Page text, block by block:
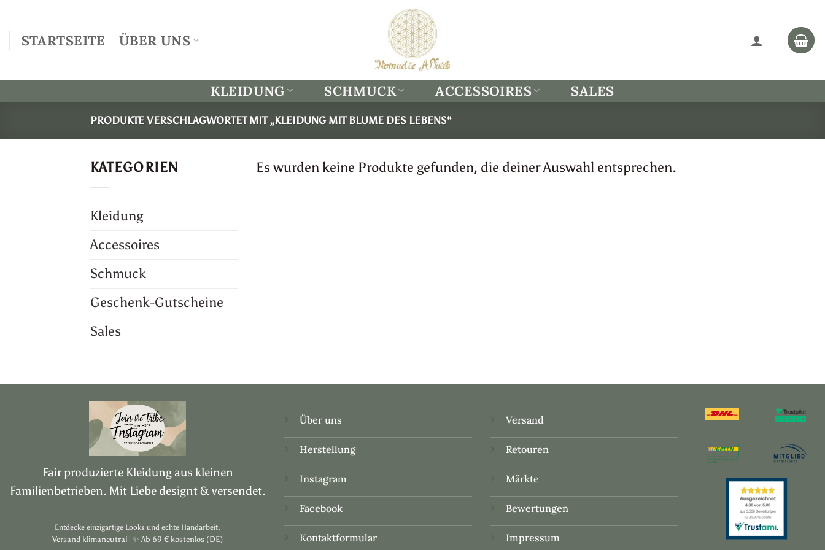
Inhalt
springen
STARTSEITE ÜBER UNS
KLEIDUNG SCHMUCK ACCESSOIRES SALES
PRODUKTE VERSCHLAGWORTET MIT „KLEIDUNG MIT BLUME DES LEBENS“
KATEGORIEN
Kleidung
Accessoires
Schmuck
Geschenk-Gutscheine
Sales
Es wurden keine Produkte gefunden, die deiner Auswahl entsprechen.
Fair produzierte Kleidung aus kleinen
Familienbetrieben. Mit Liebe designt & versendet.
Entdecke einzigartige Looks und echte Handarbeit.
Versand klimaneutral | ✨ Ab 69 € kostenlos (DE)
Über uns
Herstellung
Instagram
Facebook
Kontaktformular
Versand
Retouren
Märkte
Bewertungen
Impressum